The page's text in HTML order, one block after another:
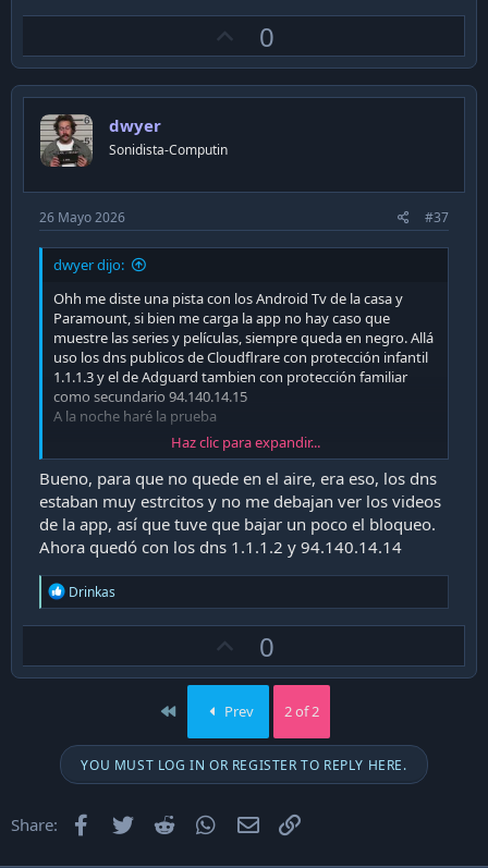
p
v
0
dwyer
Sonidista-Computin
26 Mayo 2026 #37
dwyer dijo:
Ohh me diste una pista con los Android Tv de la casa y
Paramount, si bien me carga la app no hay caso que
muestre las series y películas, siempre queda en negro. Allá
uso los dns publicos de Cloudflrare con protección infantil
1.1.1.3 y el de Adguard tambien con protección familiar
como secundario 94.140.14.15
A la noche haré la prueba
Saludos
Haz clic para expandir...
Bueno, para que no quede en el aire, era eso, los dns
estaban muy estrcitos y no me debajan ver los videos
de la app, así que tuve que bajar un poco el bloqueo.
Ahora quedó con los dns 1.1.1.2 y 94.140.14.14
R
e
a
i
:
Drinkas
p
v
o
t
e
0
First Prev 2 of 2
YOU MUST LOG IN OR REGISTER TO REPLY HERE.
Share: Facebook
Twitter Reddit WhatsApp
Email